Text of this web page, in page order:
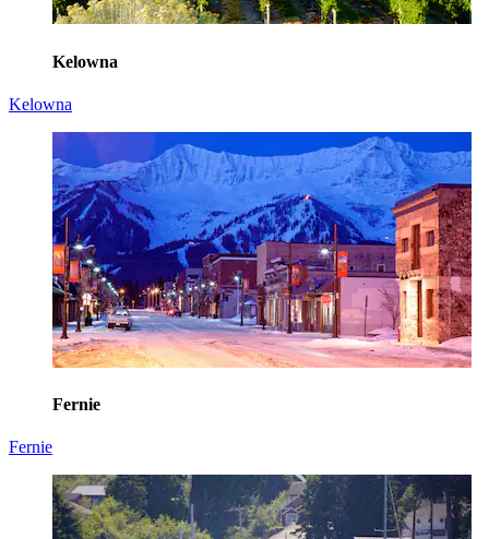
Kelowna
Kelowna
Fernie
Fernie